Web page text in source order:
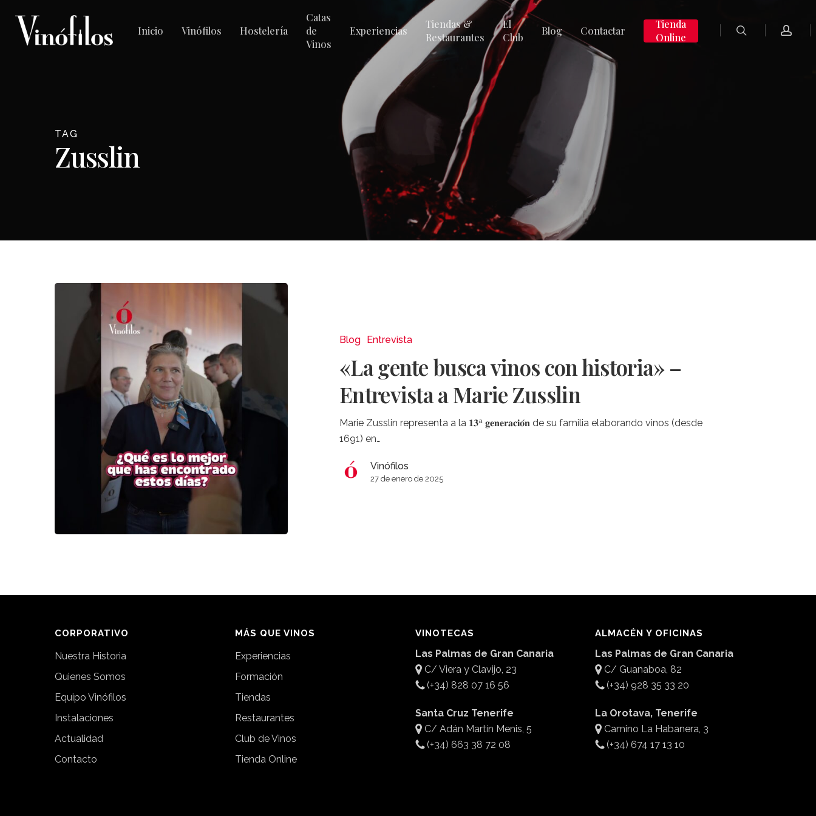
Inicio Vinófilos Hostelería
Catas
de
Vinos
Experiencias
Tiendas &
Restaurantes
El
Club
Blog Contactar
Tienda
Online
TAG
Zusslin
Blog Entrevista
«La gente busca vinos con historia» –
Entrevista a Marie Zusslin
Marie Zusslin representa a la 𝟏𝟑ª 𝐠𝐞𝐧𝐞𝐫𝐚𝐜𝐢𝐨́𝐧 de su familia elaborando vinos (desde
1691) en…
Vinófilos
27 de enero de 2025
CORPORATIVO
Nuestra Historia
Quienes Somos
Equipo Vinófilos
Instalaciones
Actualidad
Contacto
MÁS QUE VINOS
Experiencias
Formación
Tiendas
Restaurantes
Club de Vinos
Tienda Online
VINOTECAS
Las Palmas de Gran Canaria
C/ Viera y Clavijo, 23
(+34) 828 07 16 56
Santa Cruz Tenerife
C/ Adán Martín Menis, 5
(+34) 663 38 72 08
ALMACÉN Y OFICINAS
Las Palmas de Gran Canaria
C/ Guanaboa, 82
(+34) 928 35 33 20
La Orotava, Tenerife
Camino La Habanera, 3
(+34) 674 17 13 10